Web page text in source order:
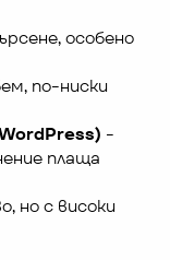
особено
по-ниски
-
плаща
но с високи